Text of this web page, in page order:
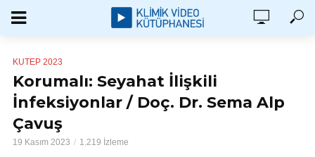
KUTEP 2023
Korumalı: Seyahat İlişkili
İnfeksiyonlar / Doç. Dr. Sema Alp
Çavuş
19 Kasım 2023 1.219 İzleme